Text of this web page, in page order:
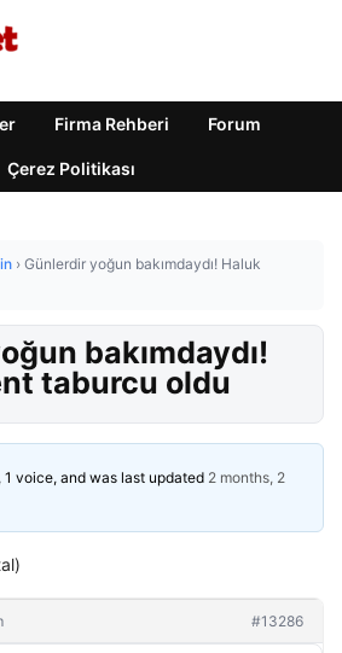
Firma Rehberi Forum
Çerez Politikası
› Günlerdir yoğun bakımdaydı! Haluk
bakımdaydı!
taburcu oldu
voice, and was last updated 2 months, 2
#13286